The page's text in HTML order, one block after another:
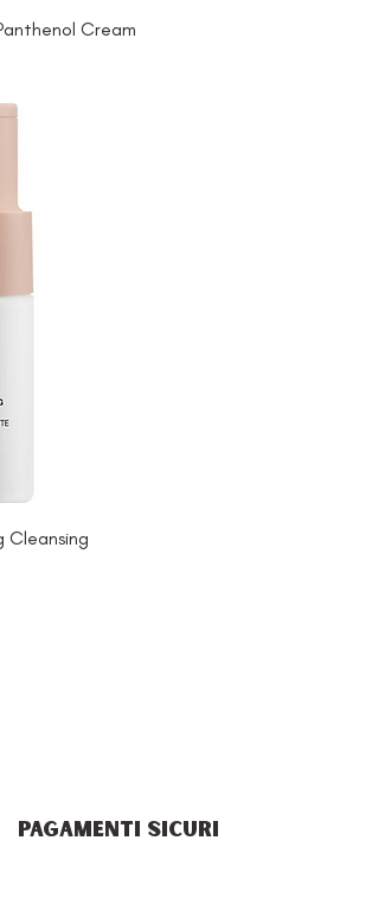
Cream
Cleansing
PAGAMENTI SICURI